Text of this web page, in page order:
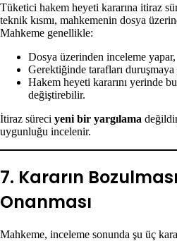
Tüketici hakem heyeti kararına itiraz
teknik kısmı, mahkemenin dosya
Mahkeme genellikle:
Dosya üzerinden inceleme yapar,
Gerektiğinde tarafları duruşmaya
Hakem heyeti kararını yerinde
değiştirebilir.
İtiraz süreci yeni bir yargılama
uygunluğu incelenir.
7. Kararın
Onanması
Mahkeme, inceleme sonunda şu üç